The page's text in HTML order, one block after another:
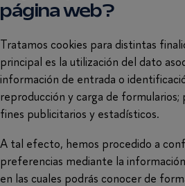
página web?
Tratamos cookies para distintas
principal es la utilización del dato
información de entrada o
reproducción y carga de
fines publicitarios y estadísticos.
A tal efecto, hemos procedido a
preferencias mediante la
en las cuales podrás conocer de